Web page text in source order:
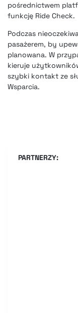
pośrednictwem
funkcję Ride Check.
Podczas
pasażerem, by
planowana. W
kieruje
szybki kontakt ze
Wsparcia.
PARTNERZY: